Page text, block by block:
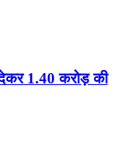
देकर 1.40 करोड़ की